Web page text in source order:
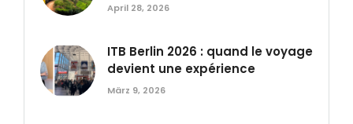
April 28, 2026
ITB Berlin 2026 : quand le voyage
devient une expérience
März 9, 2026